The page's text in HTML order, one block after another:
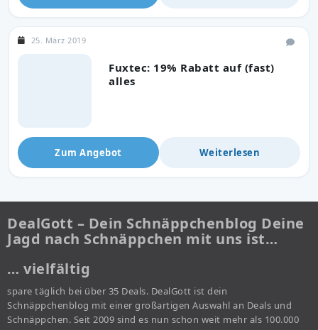
Fuxtec: 19% Rabatt auf (fast)
alles
25. März 2019
Zum Angebot Weiterlesen
DealGott – Dein Schnäppchenblog Deine
Jagd nach Schnäppchen mit uns ist…
… vielfältig
spare täglich bei über 35 Deals. DealGott ist dein
Schnäppchenblog mit einer großartigen Auswahl an Deals und
Schnäppchen. Seit 2009 sind es nun schon weit mehr als 100.000